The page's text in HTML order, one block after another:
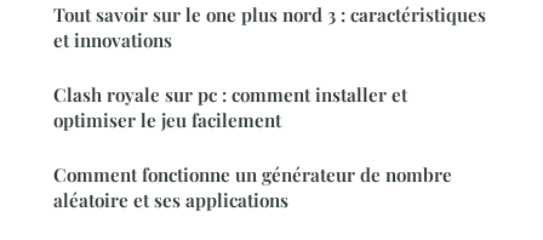
Tout savoir sur le one plus nord 3 : caractéristiques
et innovations
Clash royale sur pc : comment installer et
optimiser le jeu facilement
Comment fonctionne un générateur de nombre
aléatoire et ses applications